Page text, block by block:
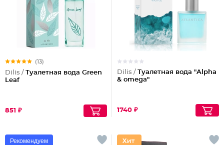
(13)
Dilis / Туалетная вода Green
Leaf
851 ₽
Dilis / Туалетная вода "Alpha
& omega"
1740 ₽
Рекомендуем